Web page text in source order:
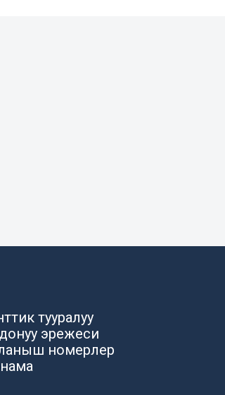
тууралуу
эрежеси
номерлер